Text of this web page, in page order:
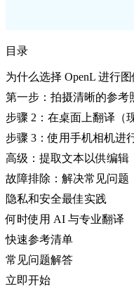
目录
为什么选择 OpenL 进行图
第一步：拍摄清晰的参考
步骤 2：在桌面上翻译（
步骤 3：使用手机相机进
高级：提取文本以供编辑
故障排除：解决常见问题
隐私和安全最佳实践
何时使用 AI 与专业翻译
快速参考清单
常见问题解答
立即开始